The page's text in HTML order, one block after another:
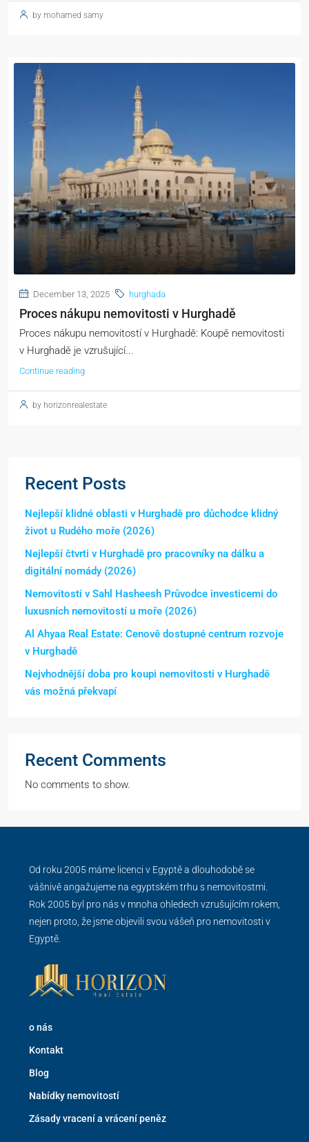
by mohamed samy
December 13, 2025 hurghada
Proces nákupu nemovitosti v Hurghadě
Proces nákupu nemovitostí v Hurghadě: Koupě nemovitosti
v Hurghadě je vzrušující...
Continue reading
by horizonrealestate
Recent Posts
Nejlepší klidné oblasti v Hurghadě pro důchodce klidný
život u Rudého moře (2026)
Nejlepší čtvrti v Hurghadě pro pracovníky na dálku a
digitální nomády (2026)
Nemovitosti v Sahl Hasheesh Průvodce investicemi do
luxusních nemovitostí u moře (2026)
Al Ahyaa Real Estate: Cenově dostupné centrum rozvoje
v Hurghadě
Nejvhodnější doba pro koupi nemovitosti v Hurghadě
vás možná překvapí
Recent Comments
No comments to show.
Od roku 2005 máme licenci v Egyptě a dlouhodobě se
vášnivě angažujeme na egyptském trhu s nemovitostmi.
Rok 2005 byl pro nás v mnoha ohledech vzrušujícím rokem,
nejen proto, že jsme objevili svou vášeň pro nemovitosti v
Egyptě.
o nás
Kontakt
Blog
Nabídky nemovitostí
Zásady vracení a vrácení peněz